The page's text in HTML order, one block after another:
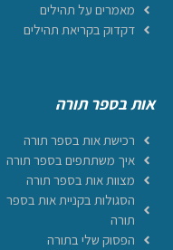
מאמרים על תהילים
דקדוק בקריאת תהילים
אות בספר תורה
רכישת אות בספר תורה
איך משתתפים בספר תורה
מצוות אות בספר תורה
הסגולות בקניית אות בספר
תורה
הפסוק שלי בתורה